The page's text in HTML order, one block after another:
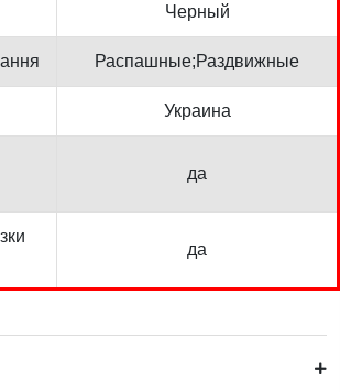
Черный
Распашные;Раздвижные
Украина
да
да